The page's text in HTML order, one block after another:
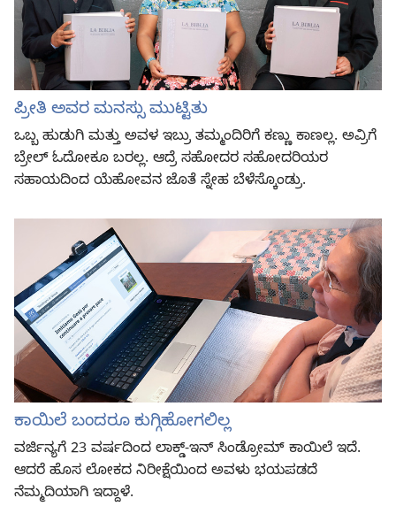
ಪ್ರೀತಿ ಅವರ ಮನಸ್ಸು ಮುಟ್ಟಿತು
ಒಬ್ಬ ಹುಡುಗಿ ಮತ್ತು ಅವಳ ಇಬ್ರು ತಮ್ಮಂದಿರಿಗೆ ಕಣ್ಣು ಕಾಣಲ್ಲ. ಅವ್ರಿಗೆ
ಬ್ರೇಲ್‌ ಓದೋಕೂ ಬರಲ್ಲ. ಆದ್ರೆ ಸಹೋದರ ಸಹೋದರಿಯರ
ಸಹಾಯದಿಂದ ಯೆಹೋವನ ಜೊತೆ ಸ್ನೇಹ ಬೆಳೆಸ್ಕೊಂಡ್ರು.
ಕಾಯಿಲೆ ಬಂದರೂ ಕುಗ್ಗಿಹೋಗಲಿಲ್ಲ
ವರ್ಜಿನ್ಯಗೆ 23 ವರ್ಷದಿಂದ ಲಾಕ್ಡ್‌-ಇನ್‌ ಸಿಂಡ್ರೋಮ್‌ ಕಾಯಿಲೆ ಇದೆ.
ಆದರೆ ಹೊಸ ಲೋಕದ ನಿರೀಕ್ಷೆಯಿಂದ ಅವಳು ಭಯಪಡದೆ
ನೆಮ್ಮದಿಯಾಗಿ ಇದ್ದಾಳೆ.